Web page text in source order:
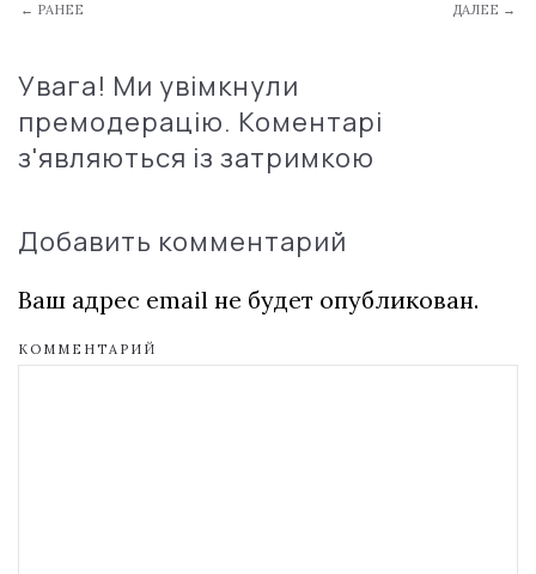
← РАНЕЕ ДАЛЕЕ →
Увага! Ми увімкнули
премодерацію. Коментарі
з'являються із затримкою
Добавить комментарий
Ваш адрес email не будет опубликован.
КОММЕНТАРИЙ